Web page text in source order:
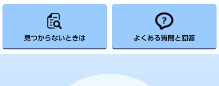
見つからないときは よくある質問と回答